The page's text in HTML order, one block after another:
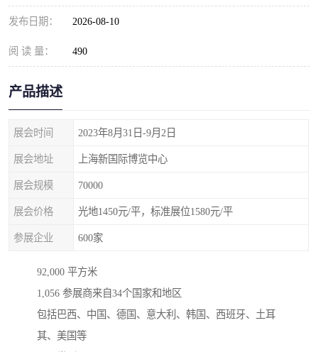
发布日期： 2026-08-10
阅 读 量： 490
产品描述
展会时间 2023年8月31日-9月2日
展会地址 上海新国际博览中心
展会规模 70000
展会价格 光地1450元/平，标准展位1580元/平
参展企业 600家
92,000 平方米
1,056 参展商来自34个国家和地区
包括巴西、中国、德国、意大利、韩国、西班牙、土耳
其、美国等